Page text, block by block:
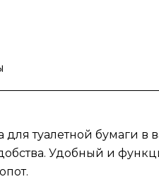
держатель.
туалетной бумаги в
Удобный и